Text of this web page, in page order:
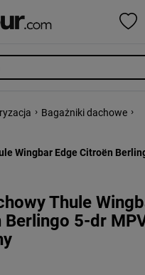
› Bagażniki dachowe ›
Wingbar Edge Citroën
Thule
Berlingo 5-dr